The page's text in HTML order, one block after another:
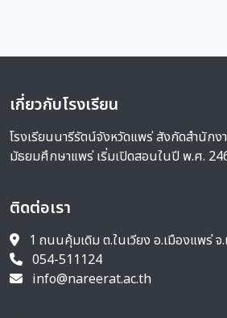
เกี่ยวกับโรงเรียน
โรงเรียนนารีรัตน์จังหวัดแพร่ สังกัดสำนัก
มัธยมศึกษาแพร่ เริ่มเปิดสอนในปี พ.ศ.
ติดต่อเรา
1 ถนนคุ้มเดิม ต.ในเวียง อ.เมืองแพร่
054-511124
info@nareerat.ac.th